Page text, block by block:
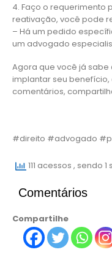
4. Faço o requerimento
reativação, você pode
– Há um pedido
um advogado
Agora que você já sabe
implantar seu
comentários,
#direito #advogado
111 acessos , sendo 1
Comentários
Compartilhe